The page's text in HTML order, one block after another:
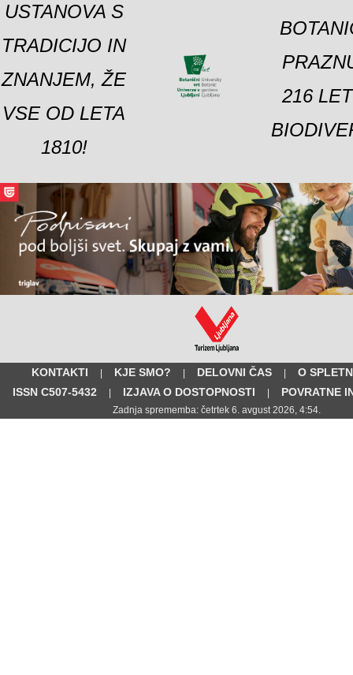
USTANOVA S
TRADICIJO IN
ZNANJEM, ŽE
VSE OD LETA
1810!
216
KONTAKTI | KJE SMO? | DELOVNI ČAS |
O
ISSN C507-5432
| IZJAVA O DOSTOPNOSTI | POVRATNE
Zadnja sprememba: četrtek 6. avgust 2026, 4:54.